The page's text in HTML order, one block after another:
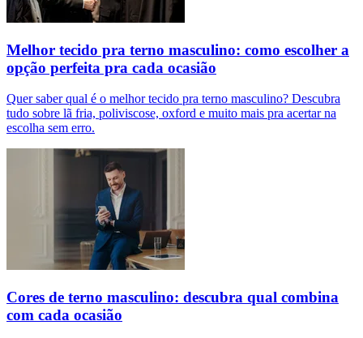
Melhor tecido pra terno masculino: como escolher a
opção perfeita pra cada ocasião
Quer saber qual é o melhor tecido pra terno masculino? Descubra
tudo sobre lã fria, poliviscose, oxford e muito mais pra acertar na
escolha sem erro.
Cores de terno masculino: descubra qual combina
com cada ocasião